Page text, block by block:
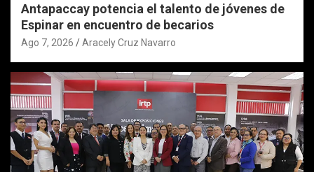
Antapaccay potencia el talento de jóvenes de
Espinar en encuentro de becarios
Ago 7, 2026 Aracely Cruz Navarro